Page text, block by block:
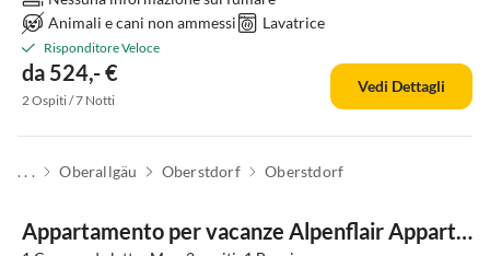
Animali e cani non ammessi
Lavatrice
Risponditore Veloce
da 524,- €
2 Ospiti / 7 Notti
Vedi Dettagli
. . . Oberallgäu Oberstdorf Oberstdorf
Appartamento per vacanze Alpenflair Appartamento Vacanze 232